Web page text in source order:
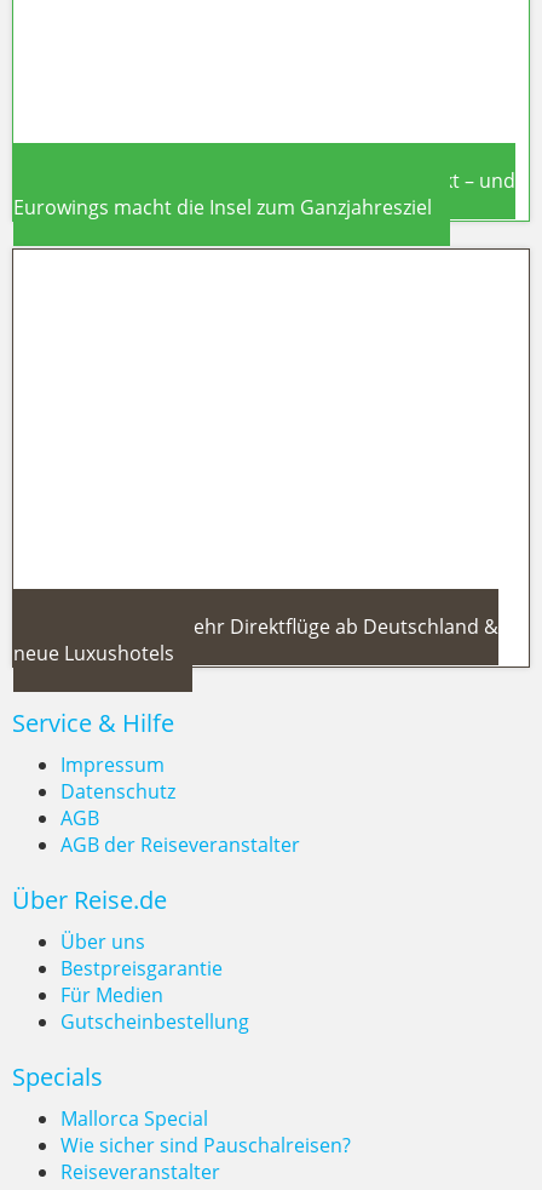
Mallorca 2026: Air Canada fliegt erstmals direkt – und
Eurowings macht die Insel zum Ganzjahresziel
Sardinien 2026: Mehr Direktflüge
ab Deutschland & neue
Sardinien 2026: Mehr Direktflüge ab Deutschland &
neue Luxushotels
Service & Hilfe
Impressum
Datenschutz
AGB
AGB der Reiseveranstalter
Über Reise.de
Über uns
Bestpreisgarantie
Für Medien
Gutscheinbestellung
Specials
Mallorca Special
Wie sicher sind Pauschalreisen?
Reiseveranstalter